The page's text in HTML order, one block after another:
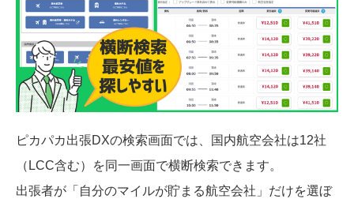
ピカパカ出張DXの検索画面では、国内航空会社は12社
（LCC含む）を同一画面で横断検索できます。
出張者が「自分のマイルが貯まる航空会社」だけを選ぼ